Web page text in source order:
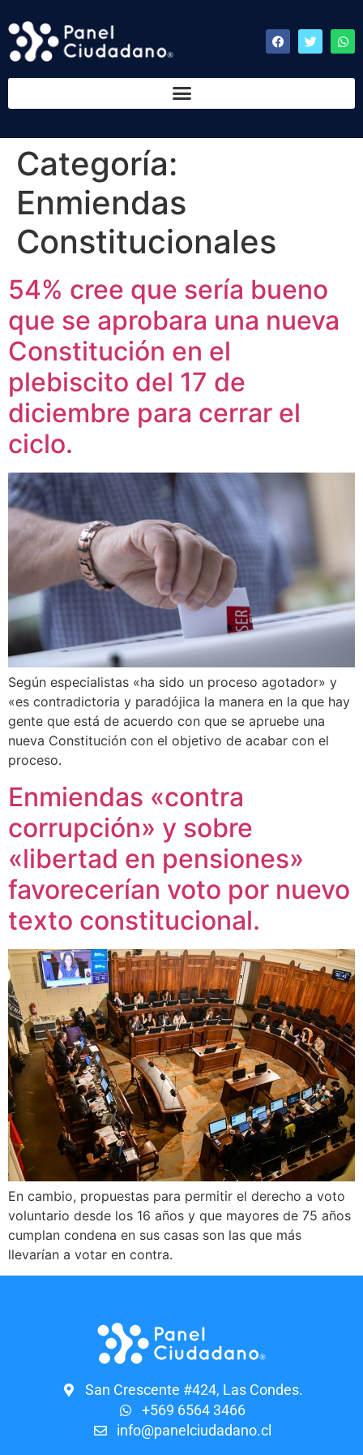
Categoría:
Enmiendas
Constitucionales
54% cree que sería bueno
que se aprobara una nueva
Constitución en el
plebiscito del 17 de
diciembre para cerrar el
ciclo.
Según especialistas «ha sido un proceso agotador» y
«es contradictoria y paradójica la manera en la que hay
gente que está de acuerdo con que se apruebe una
nueva Constitución con el objetivo de acabar con el
proceso.
Enmiendas «contra
corrupción» y sobre
«libertad en pensiones»
favorecerían voto por nuevo
texto constitucional.
En cambio, propuestas para permitir el derecho a voto
voluntario desde los 16 años y que mayores de 75 años
cumplan condena en sus casas son las que más
llevarían a votar en contra.
San Crescente #424, Las Condes.
+569 6564 3466
info@panelciudadano.cl